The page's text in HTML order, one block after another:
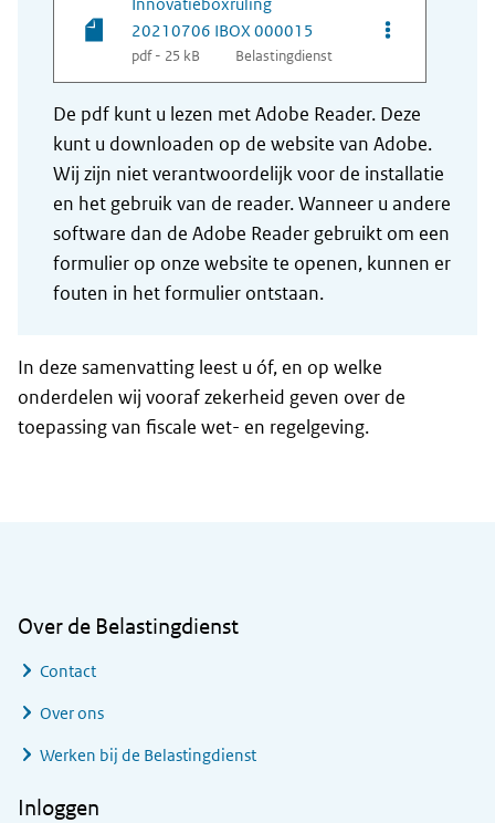
20210706 IBOX 000015
pdf - 25 kB Belastingdienst
Opties van
De pdf kunt u lezen met Adobe Reader. Deze
kunt u downloaden op de website van Adobe.
Wij zijn niet verantwoordelijk voor de installatie
en het gebruik van de reader. Wanneer u andere
software dan de Adobe Reader gebruikt om een
formulier op onze website te openen, kunnen er
fouten in het formulier ontstaan.
In deze samenvatting leest u óf, en op welke
onderdelen wij vooraf zekerheid geven over de
toepassing van fiscale wet- en regelgeving.
Over de Belastingdienst
Contact
Over ons
Werken bij de Belastingdienst
Inloggen